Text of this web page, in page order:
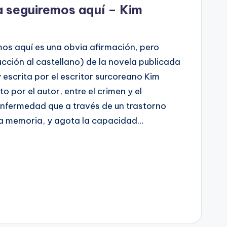
seguiremos aquí – Kim
aquí es una obvia afirmación, pero
al castellano) de la novela publicada
escrita por el escritor surcoreano Kim
por el autor, entre el crimen y el
que a través de un trastorno
memoria, y agota la capacidad…